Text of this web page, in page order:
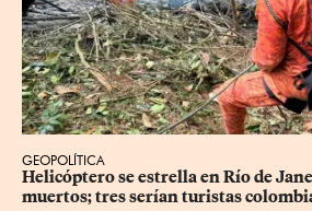
GEOPOLÍTICA
Helicóptero se estrella en Río de
muertos; tres serían turistas